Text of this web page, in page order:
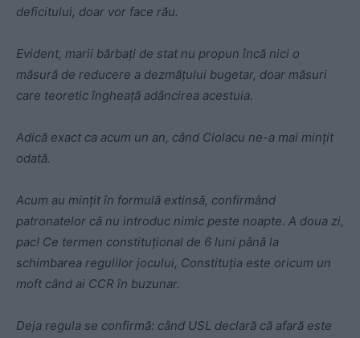
deficitului, doar vor face rău.
Evident, marii bărbați de stat nu propun încă nici o
măsură de reducere a dezmățului bugetar, doar măsuri
care teoretic îngheață adâncirea acestuia.
Adică exact ca acum un an, când Ciolacu ne-a mai mințit
odată.
Acum au mințit în formulă extinsă, confirmând
patronatelor că nu introduc nimic peste noapte. A doua zi,
pac! Ce termen constituțional de 6 luni până la
schimbarea regulilor jocului, Constituția este oricum un
moft când ai CCR în buzunar.
Deja regula se confirmă: când USL declară că afară este